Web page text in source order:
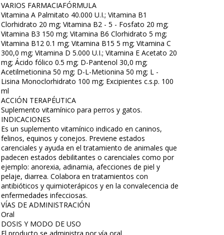
VARIOS FARMACIAFÓRMULA
Vitamina A Palmitato 40.000 U.I.; Vitamina B1
Clorhidrato 20 mg; Vitamina B2 - 5 - Fosfato 20 mg;
Vitamina B3 150 mg; Vitamina B6 Clorhidrato 5 mg;
Vitamina B12 0.1 mg; Vitamina B15 5 mg; Vitamina C
300,0 mg; Vitamina D 5.000 U.I.; Vitamina E Acetato 20
mg; Ácido fólico 0.5 mg; D-Pantenol 30,0 mg;
Acetilmetionina 50 mg; D-L-Metionina 50 mg; L -
Lisina Monoclorhidrato 100 mg; Excipientes c.s.p. 100
ml
ACCIÓN TERAPÉUTICA
Suplemento vitamínico para perros y gatos.
INDICACIONES
Es un suplemento vitamínico indicado en caninos,
felinos, equinos y conejos. Previene estados
carenciales y ayuda en el tratamiento de animales que
padecen estados debilitantes o carenciales como por
ejemplo: anorexia, adinamia, afecciones de piel y
pelaje, diarrea. Colabora en tratamientos con
antibióticos y quimioterápicos y en la convalecencia de
enfermedades infecciosas.
VÍAS DE ADMINISTRACIÓN
Oral
DOSIS Y MODO DE USO